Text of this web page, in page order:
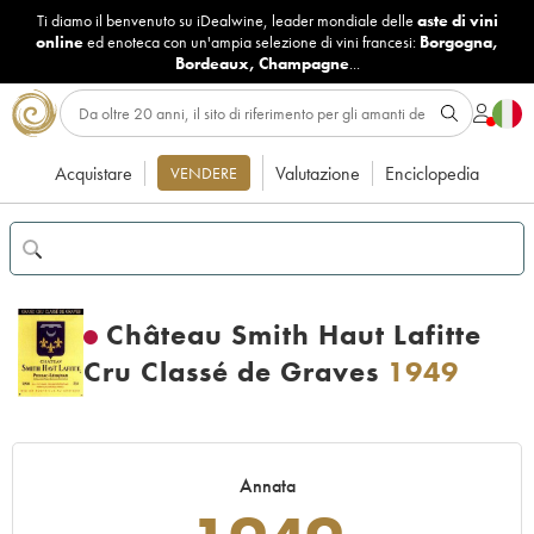
Ti diamo il benvenuto su iDealwine, leader mondiale delle aste di vini
onlineed enoteca con un'ampia selezione di vini francesi: Borgogna,
Bordeaux, Champagne...
Acquistare VENDERE Valutazione Enciclopedia
Château Smith Haut Lafitte
Cru Classé de Graves 1949
Annata